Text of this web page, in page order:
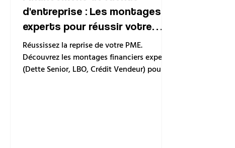
d'entreprise : Les montages
experts pour réussir votre
reprise
Réussissez la reprise de votre PME.
Découvrez les montages financiers experts
(Dette Senior, LBO, Crédit Vendeur) pour